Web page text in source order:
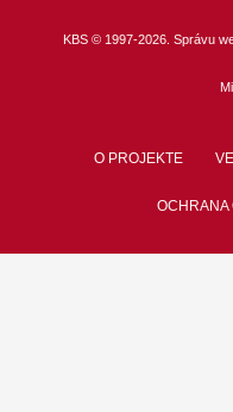
KBS © 1997-2026. Správu
O PROJEKTE
OCHRANA